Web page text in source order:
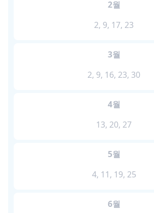
2월
2, 9, 17, 23
3월
2, 9, 16, 23, 30
4월
13, 20, 27
5월
4, 11, 19, 25
6월